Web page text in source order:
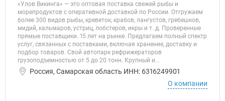
«Улов Викинга» — это оптовая поставка свежей рыбы и
морепродуктов с оперативной доставкой по России. Отгружаем
более 300 видов рыбы, креветок, крабов, лангустов, гребешков,
мидий, кальмаров, устриц, лобстеров, икры и т. д. Проверенные
прямые поставщики. 15 лет на рынке. Предлагаем полный спектр
услуг, связанных с поставками, включая хранение, доставку и
подбор товаров. Свой автопарк рефрижераторов
грузоподъемностью от 5 до 20 тонн. Крупный и...
Россия, Самарская область ИНН: 6316249901
О компании